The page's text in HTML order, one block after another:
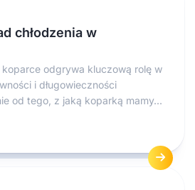
chłodzenia w
koparce odgrywa kluczową rolę w
i długowieczności
od tego, z jaką koparką mamy...